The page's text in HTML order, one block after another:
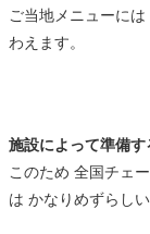
ご当地メニューに
わえます。
施設によって準備す
このため 全国チェ
は かなりめずらしい